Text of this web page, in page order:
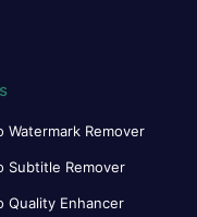
Watermark Remover
Subtitle Remover
Quality Enhancer